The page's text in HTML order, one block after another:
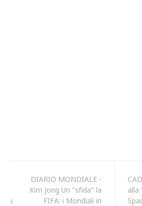
DIARIO MONDIALE -
Kim Jong Un "sfida" la
FIFA: i Mondiali in
alla